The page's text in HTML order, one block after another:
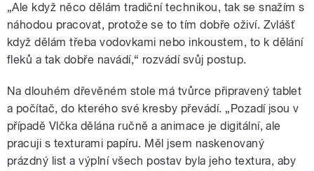
„Ale když něco dělám tradiční technikou, tak se snažím s
náhodou pracovat, protože se to tím dobře oživí. Zvlášť
když dělám třeba vodovkami nebo inkoustem, to k dělání
fleků a tak dobře navádí,“ rozvádí svůj postup.
Na dlouhém dřevěném stole má tvůrce připravený tablet
a počítač, do kterého své kresby převádí. „Pozadí jsou v
případě Vlčka dělána ručně a animace je digitální, ale
pracuji s texturami papíru. Měl jsem naskenovaný
prázdný list a výplní všech postav byla jeho textura, aby